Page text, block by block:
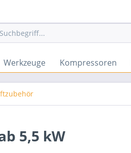
Werkzeuge Kompressoren
5,5 kW